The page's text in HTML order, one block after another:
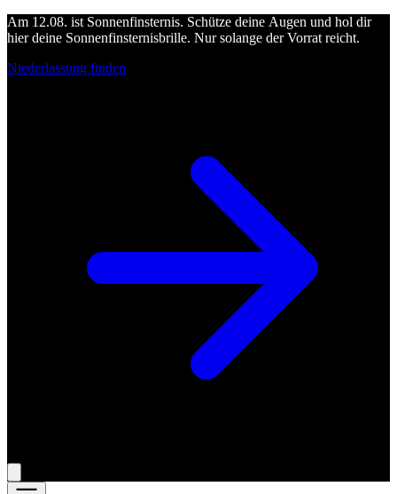
Am 12.08. ist Sonnenfinsternis. Schütze deine Augen und hol dir
hier deine Sonnenfinsternisbrille. Nur solange der Vorrat reicht.
Niederlassung finden